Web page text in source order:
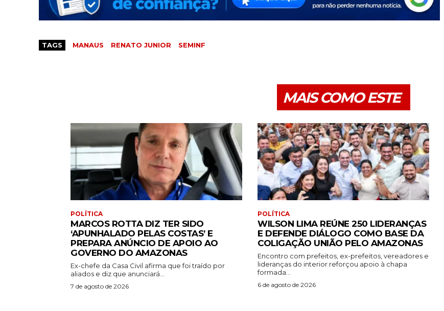
TAGS MANAUS RENATO JUNIOR SEMINF
MAIS COMO ESTE
POLÍTICA
MARCOS ROTTA DIZ TER SIDO
‘APUNHALADO PELAS COSTAS’ E
PREPARA ANÚNCIO DE APOIO AO
GOVERNO DO AMAZONAS
Ex-chefe da Casa Civil afirma que foi traído por
aliados e diz que anunciará...
7 de agosto de 2026
POLÍTICA
WILSON LIMA REÚNE 250 LIDERANÇAS
E DEFENDE DIÁLOGO COMO BASE DA
COLIGAÇÃO UNIÃO PELO AMAZONAS
Encontro com prefeitos, ex-prefeitos, vereadores e
lideranças do interior reforçou apoio à chapa
formada...
6 de agosto de 2026